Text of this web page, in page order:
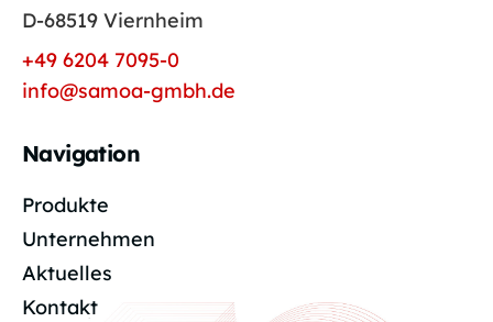
D-68519 Viernheim
+49 6204 7095-0
info@samoa-gmbh.de
Navigation
Produkte
Unternehmen
Aktuelles
Kontakt